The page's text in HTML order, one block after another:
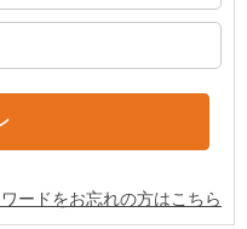
ードをお忘れの方はこちら